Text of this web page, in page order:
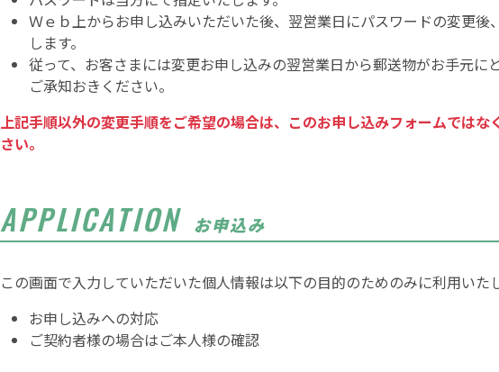
Ｗｅｂ上からお申し込みいただいた後、翌営業日にパスワードの変更
します。
従って、お客さまには変更お申し込みの翌営業日から郵送物がお手元
ご承知おきください。
上記手順以外の変更手順をご希望の場合は、このお申し込みフォームでは
さい。
APPLICATION お申込み
この画面で入力していただいた個人情報は以下の目的のためのみに利用いた
お申し込みへの対応
ご契約者様の場合はご本人様の確認